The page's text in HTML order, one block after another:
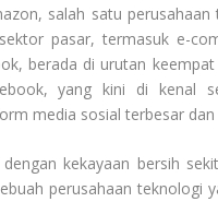
salah satu
pasar, termasuk e-
berada di urutan
yang kini di kenal
media sosial terbesar
kekayaan bersih
perusahaan teknologi